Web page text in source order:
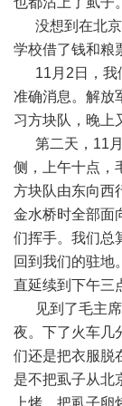
没想到在北京
学校借了钱和粮
11月2日，我
准确消息。解放
习方块队，晚上
第二天，11月
侧，上午十点，
方块队由东向西
金水桥时全部面
们挥手。我们总
回到我们的驻地
直延续到下午三
见到了毛主席
夜。下了火车几
们还是把衣服脱
是不把虱子从北
上烤，把虱子